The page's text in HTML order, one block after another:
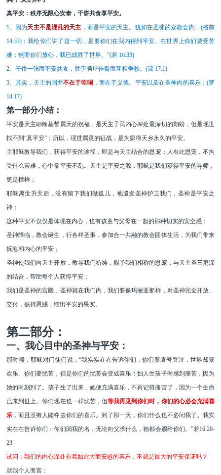
真平安：秩序无限心安泰，干饼共食享平安。
1、
因为天主不是混乱的天主 ，而是平安的天主。犹如在圣徒的众教会内， (格前
14:33) ； 我给你们讲了这一切，是要你们在我内得到平安。在世界上你们要受苦
难；然而你们放心，我已战胜了世界。 ”(若 16:33)
2、 干饼一张而平安共食，胜于满屋佳肴而互相争吵。 (箴 17:1)
3、其实，天主的国并不在于吃喝，而在于义德、平安以及在圣神内的喜乐； (罗
14:17)
第一部分小结：
平安是天主耶稣基督属天的祝福，是天主子民内心深处最深切的期盼，但是现世
找不到 “真平安”；所以，现世属灵的征战，是为赚得天乡永久的平安。
主耶稣教导我们，获得平安的途径，即是与天主结合的恩宠；人有此恩宠，不拘
受什么苦难，心中常平安不乱。天主是平安之源，耶稣是我们获得平安的导师，
更是榜样；
耶稣离世升天后，没有留下我们做孤儿，祂遣发圣神护卫我们， 圣神是平安之
神 ；
这种平安不仅仅是体现在内心，也有孩童与父母在一起的那种切实的安全感 ；
圣神降临，教会诞生，行各样圣事，参加合一共融的教会团体生活，为我们带来
抚慰和内心的平安；
圣神使我们向天主开放，教导我们祈祷，赐予我们相称的恩宠，与天主圣三更深
的结合，帮助每个人获得平安；
我们是圣神的宫殿，圣神就在我们内，我们要像玛丽亚那样，对圣神完全开放、
交付，获得恩赐，结出平安的果实。
第二部分：
一、我心目中的圣神与平安：
那时候，耶稣对门徒们说：“我实实在在告诉你们：你们要哀号哭泣，世界却要
欢乐。你们要忧苦，但是你们的忧苦会变成喜乐！妇人生孩子时感到痛苦，因为
她的时刻到了。孩子生了出来，她便充满喜乐，不再记得痛苦了，因为一个生命
已来到世上。你们现在也一样忧苦，但等我再见到你们时，你们的心必会充满喜
乐 ，而且没有人能夺去你们的喜乐。到了那一天，你们什么也不必问我了。我实
实在在告诉你们：你们因我的名，无论向父求什么，祂都会赐给你们。 ”若16:20-
23
试问：我们的内心深处有着如此大而安慰的喜乐，不就是最大的平安保证吗？
就我个人而言：